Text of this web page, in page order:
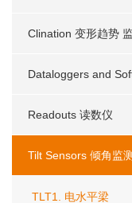
Clination 变形趋势
Dataloggers and
Readouts 读数仪
Tilt Sensors 倾角监
TLT1. 电水平梁